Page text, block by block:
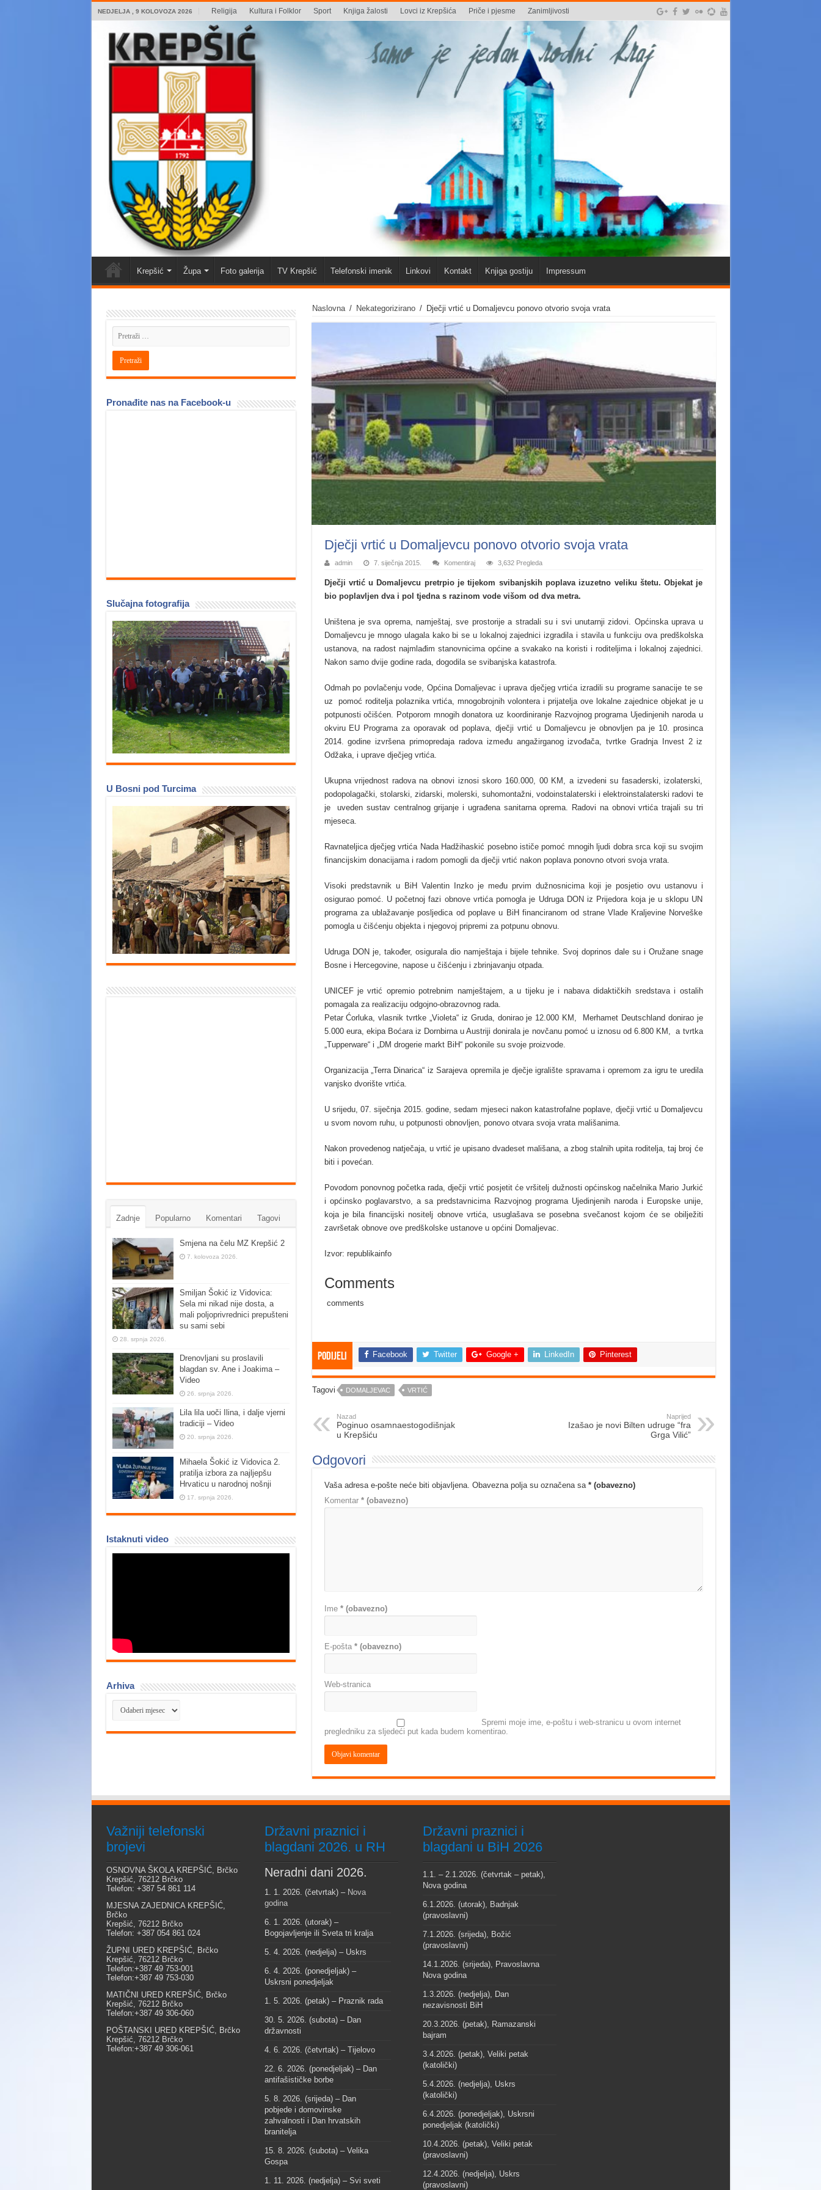
NEDJELJA , 9 KOLOVOZA 2026 Religija Kultura i Folklor Sport Knjiga žalosti Lovci iz Krepšića Priče i pjesme Zanimljivosti
Krepšić Župa Foto galerija TV Krepšić Telefonski imenik Linkovi Kontakt Knjiga gostiju Impressum
Naslovna / Nekategorizirano / Dječji vrtić u Domaljevcu ponovo otvorio svoja vrata
Dječji vrtić u Domaljevcu ponovo otvorio svoja vrata
admin 7. siječnja 2015. Komentiraj 3,632 Pregleda
Dječji vrtić u Domaljevcu pretrpio je tijekom svibanjskih poplava izuzetno veliku štetu. Objekat je
bio poplavljen dva i pol tjedna s razinom vode višom od dva metra.
Uništena je sva oprema, namještaj, sve prostorije a stradali su i svi unutarnji zidovi. Općinska uprava u
Domaljevcu je mnogo ulagala kako bi se u lokalnoj zajednici izgradila i stavila u funkciju ova predškolska
ustanova, na radost najmlađim stanovnicima općine a svakako na koristi i roditeljima i lokalnoj zajednici.
Nakon samo dvije godine rada, dogodila se svibanjska katastrofa.
Odmah po povlačenju vode, Općina Domaljevac i uprava dječjeg vrtića izradili su programe sanacije te se
uz pomoć roditelja polaznika vrtića, mnogobrojnih volontera i prijatelja ove lokalne zajednice objekat je u
potpunosti očišćen. Potporom mnogih donatora uz koordiniranje Razvojnog programa Ujedinjenih naroda u
okviru EU Programa za oporavak od poplava, dječji vrtić u Domaljevcu je obnovljen pa je 10. prosinca
2014. godine izvršena primopredaja radova između angažirganog izvođača, tvrtke Gradnja Invest 2 iz
Odžaka, i uprave dječjeg vrtića.
Ukupna vrijednost radova na obnovi iznosi skoro 160.000, 00 KM, a izvedeni su fasaderski, izolaterski,
podopolagački, stolarski, zidarski, molerski, suhomontažni, vodoinstalaterski i elektroinstalaterski radovi te
je uveden sustav centralnog grijanje i ugrađena sanitarna oprema. Radovi na obnovi vrtića trajali su tri
mjeseca.
Ravnateljica dječjeg vrtića Nada Hadžihaskić posebno ističe pomoć mnogih ljudi dobra srca koji su svojim
financijskim donacijama i radom pomogli da dječji vrtić nakon poplava ponovno otvori svoja vrata.
Visoki predstavnik u BiH Valentin Inzko je među prvim dužnosnicima koji je posjetio ovu ustanovu i
osigurao pomoć. U početnoj fazi obnove vrtića pomogla je Udruga DON iz Prijedora koja je u sklopu UN
programa za ublažavanje posljedica od poplave u BiH financiranom od strane Vlade Kraljevine Norveške
pomogla u čišćenju objekta i njegovoj pripremi za potpunu obnovu.
Udruga DON je, također, osigurala dio namještaja i bijele tehnike. Svoj doprinos dale su i Oružane snage
Bosne i Hercegovine, napose u čišćenju i zbrinjavanju otpada.
UNICEF je vrtić opremio potrebnim namještajem, a u tijeku je i nabava didaktičkih sredstava i ostalih
pomagala za realizaciju odgojno-obrazovnog rada.
Petar Ćorluka, vlasnik tvrtke „Violeta“ iz Gruda, donirao je 12.000 KM, Merhamet Deutschland donirao je
5.000 eura, ekipa Boćara iz Dornbirna u Austriji donirala je novčanu pomoć u iznosu od 6.800 KM, a tvrtka
„Tupperware“ i „DM drogerie markt BiH“ pokonile su svoje proizvode.
Organizacija „Terra Dinarica“ iz Sarajeva opremila je dječje igralište spravama i opremom za igru te uredila
vanjsko dvorište vrtića.
U srijedu, 07. siječnja 2015. godine, sedam mjeseci nakon katastrofalne poplave, dječji vrtić u Domaljevcu
u svom novom ruhu, u potpunosti obnovljen, ponovo otvara svoja vrata mališanima.
Nakon provedenog natječaja, u vrtić je upisano dvadeset mališana, a zbog stalnih upita roditelja, taj broj će
biti i povećan.
Povodom ponovnog početka rada, dječji vrtić posjetit će vršitelj dužnosti općinskog načelnika Mario Jurkić
i općinsko poglavarstvo, a sa predstavnicima Razvojnog programa Ujedinjenih naroda i Europske unije,
koja je bila financijski nositelj obnove vrtića, usuglašava se posebna svečanost kojom će se obilježiti
završetak obnove ove predškolske ustanove u općini Domaljevac.
Izvor: republikainfo
Comments
comments
Podijeli Facebook Twitter Google + LinkedIn Pinterest
Tagovi DOMALJEVAC VRTIĆ
Nazad
Poginuo osamnaestogodišnjak
u Krepšiću
Naprijed
Izašao je novi Bilten udruge “fra
Grga Vilić”
Odgovori
Vaša adresa e-pošte neće biti objavljena. Obavezna polja su označena sa * (obavezno)
Komentar * (obavezno)
Ime * (obavezno)
E-pošta * (obavezno)
Web-stranica
Spremi moje ime, e-poštu i web-stranicu u ovom internet
pregledniku za sljedeći put kada budem komentirao.
Pronađite nas na Facebook-u
Slučajna fotografija
U Bosni pod Turcima
Zadnje Popularno Komentari Tagovi
Smjena na čelu MZ Krepšić 2
7. kolovoza 2026.
Smiljan Šokić iz Vidovica:
Sela mi nikad nije dosta, a
mali poljoprivrednici prepušteni
su sami sebi
28. srpnja 2026.
Drenovljani su proslavili
blagdan sv. Ane i Joakima –
Video
26. srpnja 2026.
Lila lila uoči Ilina, i dalje vjerni
tradiciji – Video
20. srpnja 2026.
Mihaela Šokić iz Vidovica 2.
pratilja izbora za najljepšu
Hrvaticu u narodnoj nošnji
17. srpnja 2026.
Istaknuti video
Arhiva
Arhiva
Važniji telefonski
brojevi
OSNOVNA ŠKOLA KREPŠIĆ, Brčko
Krepšić, 76212 Brčko
Telefon: +387 54 861 114
MJESNA ZAJEDNICA KREPŠIĆ,
Brčko
Krepšić, 76212 Brčko
Telefon: +387 054 861 024
ŽUPNI URED KREPŠIĆ, Brčko
Krepšić, 76212 Brčko
Telefon:+387 49 753-001
Telefon:+387 49 753-030
MATIČNI URED KREPŠIĆ, Brčko
Krepšić, 76212 Brčko
Telefon:+387 49 306-060
POŠTANSKI URED KREPŠIĆ, Brčko
Krepšić, 76212 Brčko
Telefon:+387 49 306-061
Državni praznici i
blagdani 2026. u RH
Neradni dani 2026.
1. 1. 2026. (četvrtak) – Nova
godina
6. 1. 2026. (utorak) –
Bogojavljenje ili Sveta tri kralja
5. 4. 2026. (nedjelja) – Uskrs
6. 4. 2026. (ponedjeljak) –
Uskrsni ponedjeljak
1. 5. 2026. (petak) – Praznik rada
30. 5. 2026. (subota) – Dan
državnosti
4. 6. 2026. (četvrtak) – Tijelovo
22. 6. 2026. (ponedjeljak) – Dan
antifašističke borbe
5. 8. 2026. (srijeda) – Dan
pobjede i domovinske
zahvalnosti i Dan hrvatskih
branitelja
15. 8. 2026. (subota) – Velika
Gospa
1. 11. 2026. (nedjelja) – Svi sveti
Državni praznici i
blagdani u BiH 2026
1.1. – 2.1.2026. (četvrtak – petak),
Nova godina
6.1.2026. (utorak), Badnjak
(pravoslavni)
7.1.2026. (srijeda), Božić
(pravoslavni)
14.1.2026. (srijeda), Pravoslavna
Nova godina
1.3.2026. (nedjelja), Dan
nezavisnosti BiH
20.3.2026. (petak), Ramazanski
bajram
3.4.2026. (petak), Veliki petak
(katolički)
5.4.2026. (nedjelja), Uskrs
(katolički)
6.4.2026. (ponedjeljak), Uskrsni
ponedjeljak (katolički)
10.4.2026. (petak), Veliki petak
(pravoslavni)
12.4.2026. (nedjelja), Uskrs
(pravoslavni)